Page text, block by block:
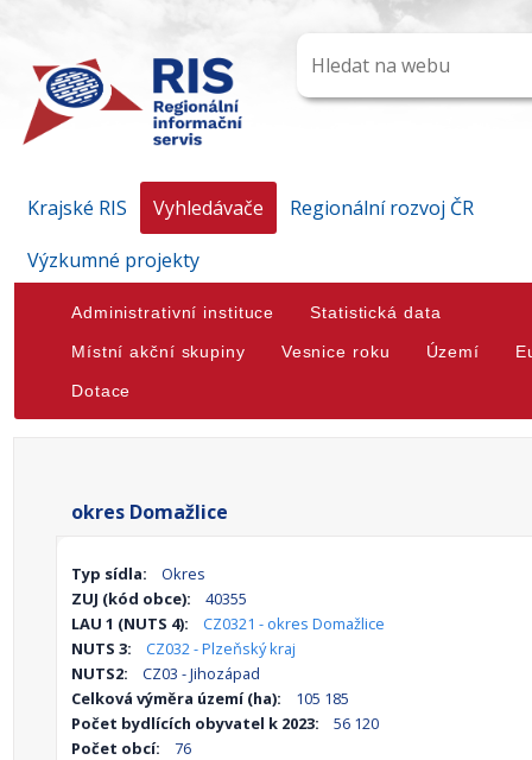
Krajské RIS Vyhledávače
Regionální rozvoj ČR
Výzkumné projekty
Administrativní instituce Statistická data
Místní akční skupiny Vesnice roku Území
Dotace
okres Domažlice
Typ sídla:
Okres
ZUJ (kód obce):
40355
LAU 1 (NUTS 4):
CZ0321 - okres Domažlice
NUTS 3:
CZ032 - Plzeňský kraj
NUTS2:
CZ03 - Jihozápad
Celková výměra území (ha):
105 185
Počet bydlících obyvatel k 2023:
56 120
Počet obcí:
76